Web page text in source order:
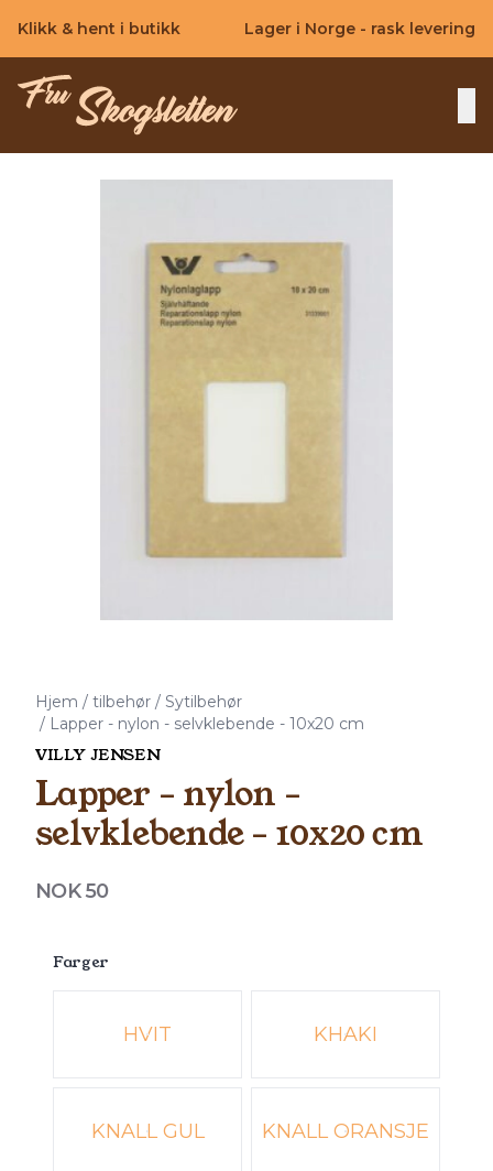
Klikk & hent i butikk Lager i Norge - rask levering
Hjem / tilbehør / Sytilbehør
/ Lapper - nylon - selvklebende - 10x20 cm
VILLY JENSEN
Lapper - nylon -
selvklebende - 10x20 cm
Produktdetaljer
NOK 50
Farger
Velg en Farger
HVIT KHAKI
KNALL GUL KNALL ORANSJE